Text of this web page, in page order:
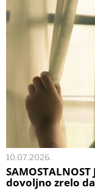
10.07.2026.
dovoljno zrelo